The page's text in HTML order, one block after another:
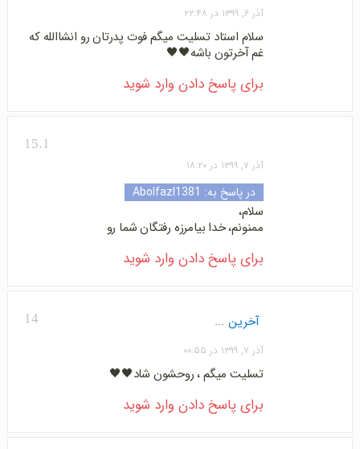
آذر ۶, ۱۳۹۹ در ۲۲:۴۸
سلام استاد تسلیت میگم فوت پدرتان رو انشاالله که
غم آخرتون باشه🖤🖤
برای پاسخ دادن وارد شوید
15.1
آذر ۷, ۱۳۹۹ در ۱۸:۲۰
در پاسخ به: Abolfazl1381
سلام،
ممنونم، خدا بیامرزه رفتگان شما رو
برای پاسخ دادن وارد شوید
14 آخرین ...
آذر ۷, ۱۳۹۹ در ۰۰:۵۵
تسلیت میگم ، روحشون شاد🖤🖤
برای پاسخ دادن وارد شوید